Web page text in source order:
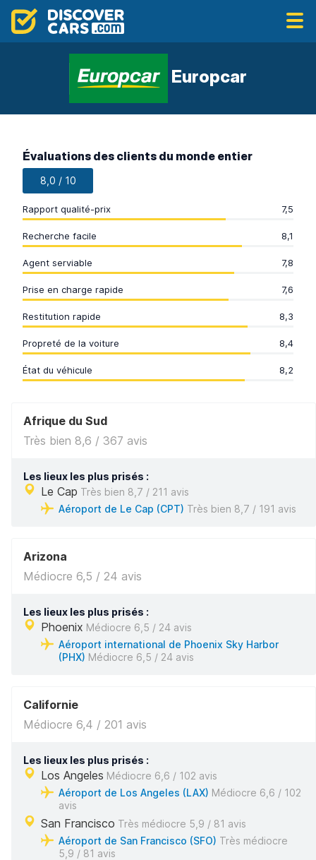
Europcar
Évaluations des clients du monde entier
8,0 / 10
Rapport qualité-prix 7,5
Recherche facile 8,1
Agent serviable 7,8
Prise en charge rapide 7,6
Restitution rapide 8,3
Propreté de la voiture 8,4
État du véhicule 8,2
Afrique du Sud
Très bien 8,6 / 367 avis
Les lieux les plus prisés :
Le Cap Très bien 8,7 / 211 avis
Aéroport de Le Cap (CPT) Très bien 8,7 / 191 avis
Arizona
Médiocre 6,5 / 24 avis
Les lieux les plus prisés :
Phoenix Médiocre 6,5 / 24 avis
Aéroport international de Phoenix Sky Harbor
(PHX) Médiocre 6,5 / 24 avis
Californie
Médiocre 6,4 / 201 avis
Les lieux les plus prisés :
Los Angeles Médiocre 6,6 / 102 avis
Aéroport de Los Angeles (LAX) Médiocre 6,6 / 102
avis
San Francisco Très médiocre 5,9 / 81 avis
Aéroport de San Francisco (SFO) Très médiocre
5,9 / 81 avis